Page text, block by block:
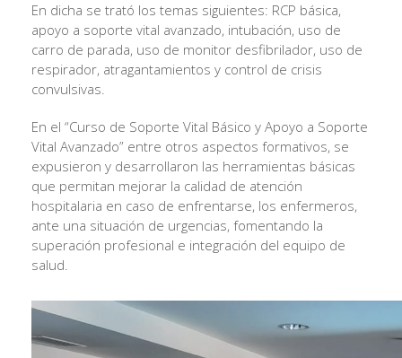
En dicha se trató los temas siguientes: RCP básica,
apoyo a soporte vital avanzado, intubación, uso de
carro de parada, uso de monitor desfibrilador, uso de
respirador, atragantamientos y control de crisis
convulsivas.
En el “Curso de Soporte Vital Básico y Apoyo a Soporte
Vital Avanzado” entre otros aspectos formativos, se
expusieron y desarrollaron las herramientas básicas
que permitan mejorar la calidad de atención
hospitalaria en caso de enfrentarse, los enfermeros,
ante una situación de urgencias, fomentando la
superación profesional e integración del equipo de
salud.